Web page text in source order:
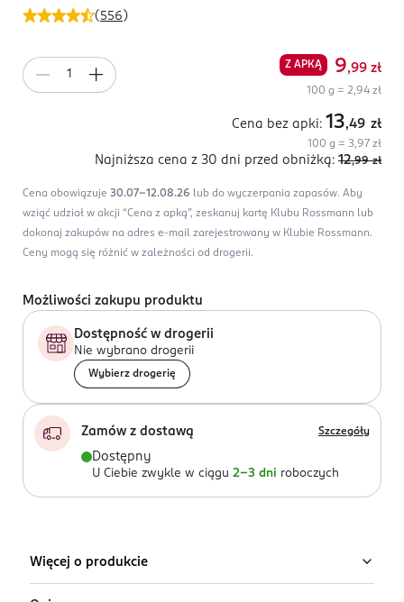
( 556 )
Z APKĄ 9,99 zł
100 g = 2,94 zł
Cena bez apki: 13,49 zł
100 g = 3,97 zł
Najniższa cena z 30 dni przed obniżką: 12,99 zł
Cena obowiązuje 30.07-12.08.26 lub do wyczerpania zapasów. Aby
wziąć udział w akcji “Cena z apką”, zeskanuj kartę Klubu Rossmann lub
dokonaj zakupów na adres e-mail zarejestrowany w Klubie Rossmann.
Ceny mogą się różnić w zależności od drogerii.
Możliwości zakupu produktu
Dostępność w drogerii
Nie wybrano drogerii
Wybierz drogerię
Zamów z dostawą Szczegóły
Dostępny
U Ciebie zwykle w ciągu 2-3 dni roboczych
Więcej o produkcie